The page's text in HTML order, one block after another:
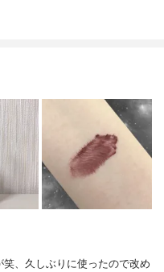
、久しぶりに使ったので改め